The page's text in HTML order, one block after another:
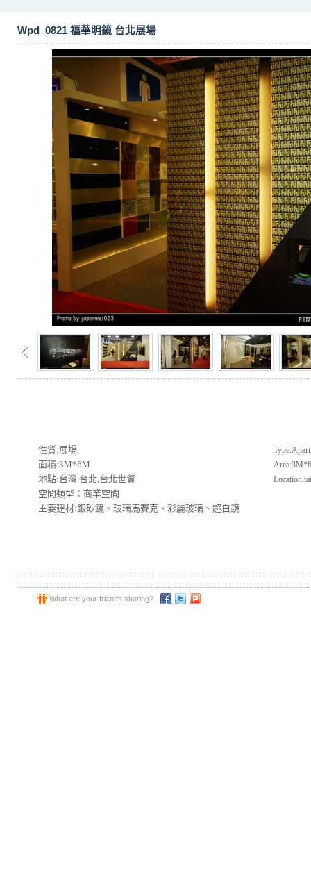
Wpd_0821 福華明鏡 台北展場
性質:展場
面積:3M*6M
地點:台灣 台北,台北世貿
空間類型：商業空間
主要建材:銀砂鏡、玻璃馬賽克、彩麗玻璃、超白鏡
What are your friends sharing?